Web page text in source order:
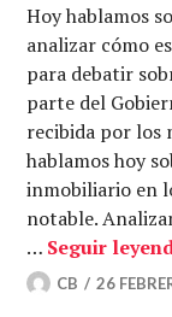
Hoy hablamos
analizar cómo
para debatir
parte del
recibida por los
hablamos hoy
inmobiliario en
notable.
… Seguir
CB 26